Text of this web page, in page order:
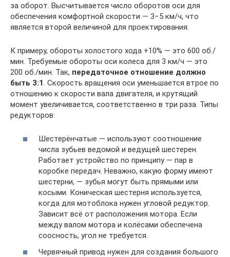
за оборот. Высчитывается число оборотов оси для
обеспечения комфортной скорости — 3−5 км/ч, что
является второй величиной для проектирования.
К примеру, обороты холостого хода +10% — это 600 об./
мин. Требуемые обороты оси колеса для 3 км/ч — это
200 об./мин. Так, передаточное отношение должно
быть 3:1. Скорость вращения оси уменьшается втрое по
отношению к скорости вала двигателя, и крутящий
момент увеличивается, соответственно в три раза. Типы
редукторов:
Шестерёнчатые — используют соотношение
числа зубьев ведомой и ведущей шестерен.
Работает устройство по принципу — пар в
коробке передач. Неважно, какую форму имеют
шестерни, — зубья могут быть прямыми или
косыми. Коническая шестерня используется,
когда для мотоблока нужен угловой редуктор.
Зависит всё от расположения мотора. Если
между валом мотора и колёсами обеспечена
соосность, угол не требуется.
Червячный привод нужен для создания большого